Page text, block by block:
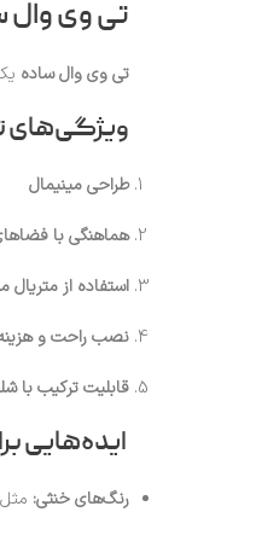
تی وی
تی وی وال ساده
ویژگی‌های
طراحی مینیمال
هماهنگی با
استفاده از متریال
نصب راحت و
قابلیت ترکیب با
ایده‌هایی
رنگ‌های خنثی: